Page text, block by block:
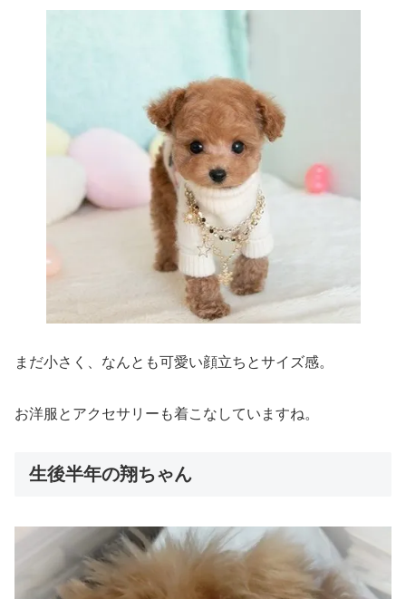
まだ小さく、なんとも可愛い顔立ちとサイズ感。
お洋服とアクセサリーも着こなしていますね。
生後半年の翔ちゃん